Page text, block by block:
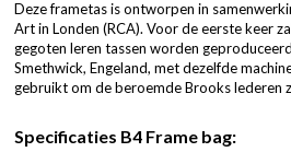
Deze frametas is ontworpen in
Art in Londen (RCA). Voor de eerste keer
gegoten leren tassen worden
Smethwick, Engeland, met dezelfde
gebruikt om de beroemde Brooks lederen
Specificaties B4 Frame bag: